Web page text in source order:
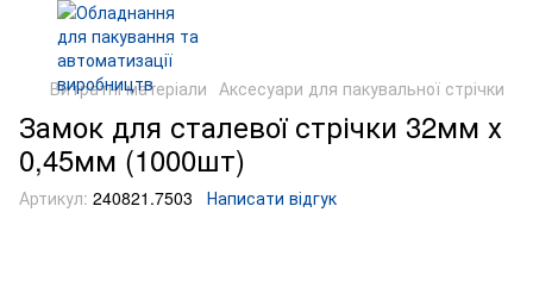
Витратні матеріали Аксесуари для пакувальної стрічки
Замок для сталевої стрічки 32мм х
0,45мм (1000шт)
Артикул: 240821.7503 Написати відгук